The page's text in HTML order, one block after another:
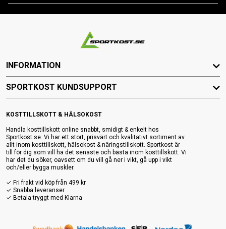
KOSTTILLSKOTT & HÄLSOKOST
Handla kosttillskott online snabbt, smidigt & enkelt hos
Sportkost.se. Vi har ett stort, prisvärt och kvalitativt sortiment av
allt inom kosttillskott, hälsokost & näringstillskott. Sportkost är
till för dig som vill ha det senaste och bästa inom kosttillskott. Vi
har det du söker, oavsett om du vill gå ner i vikt, gå upp i vikt
och/eller bygga muskler.
✓ Fri frakt vid köp från 499 kr
✓ Snabba leveranser
✓ Betala tryggt med Klarna
INFORMATION
SPORTKOST KUNDSUPPORT